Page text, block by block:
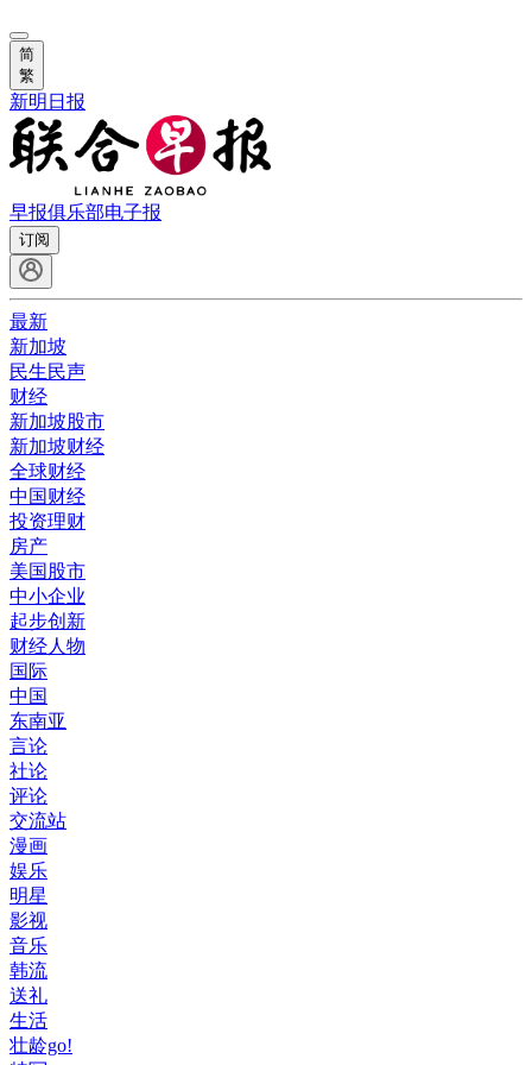
简
繁
新明日报
早报俱乐部电子报
订阅
最新
新加坡
民生民声
财经
新加坡股市
新加坡财经
全球财经
中国财经
投资理财
房产
美国股市
中小企业
起步创新
财经人物
国际
中国
东南亚
言论
社论
评论
交流站
漫画
娱乐
明星
影视
音乐
韩流
送礼
生活
壮龄go!